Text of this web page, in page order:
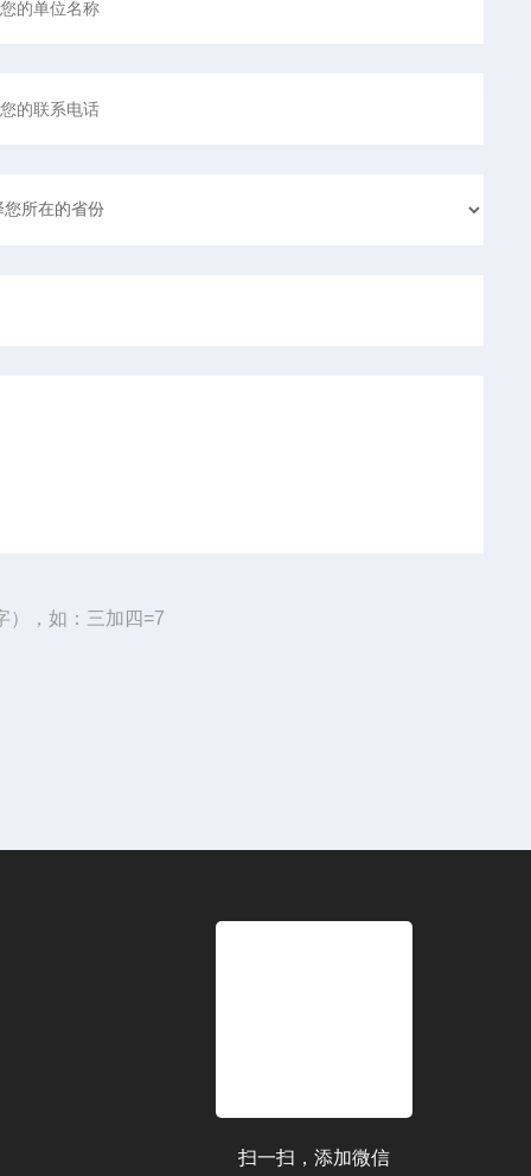
），如：三加四=7
扫一扫，添加微信